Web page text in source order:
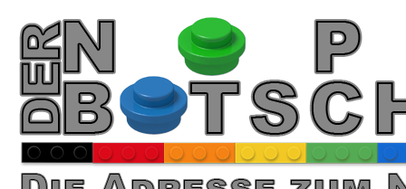
Skip
content